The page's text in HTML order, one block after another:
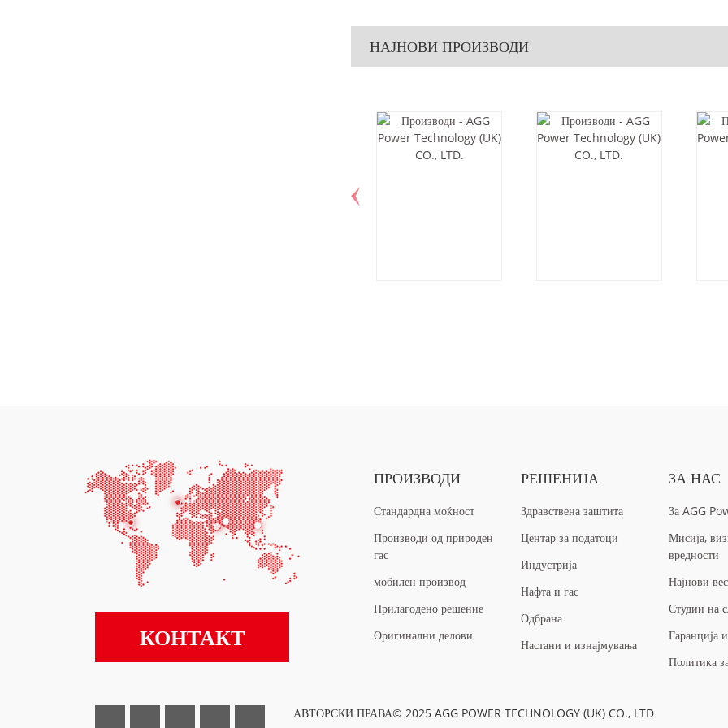
НАЈНОВИ ПРОИЗВОДИ
КОНТАКТ
ПРОИЗВОДИ
Стандардна моќност
Производи од природен
гас
мобилен производ
Прилагодено решение
Оригинални делови
РЕШЕНИЈА
Здравствена заштита
Центар за податоци
Индустрија
Нафта и гас
Одбрана
Настани и изнајмувања
ЗА НАС
За AGG
Мисија,
вредности
Најнови
Студии на
Гаранција
Политика
АВТОРСКИ ПРАВА© 2025 AGG POWER TECHNOLOGY (UK) CO., LTD